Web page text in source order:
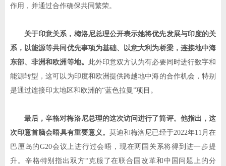
作用，并通过合作确保共同繁荣。
关于印意关系，梅洛尼总理公开表示她将优先发展与印度的关
系，以能源等共同优先事项为基础、以意大利为桥梁，连接地中海
东部、非洲和欧洲等地。 此外印意双方认为有必要同时进行数字和
能源转型，这可以为印度和欧洲提供跨越地中海的合作机会，特别
是通过连接印太地区和欧洲的“蓝色拉曼”项目。
最后，辛格对梅洛尼总理的这次访问进行了简评。他指出，这
次印意首脑会晤具有重要意义。莫迪和梅洛尼已经于2022年11 月在
巴厘岛的G20会议上进行过会晤，现在两国关系将得到进一步提
升。辛格特别指出双方“克服了在联合国改革和中国问题上的分